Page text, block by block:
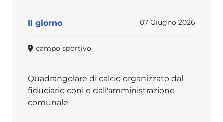
Il giorno 07 Giugno 2026
campo sportivo
Quadrangolare di calcio organizzato dal
fiduciario coni e dall'amministrazione
comunale